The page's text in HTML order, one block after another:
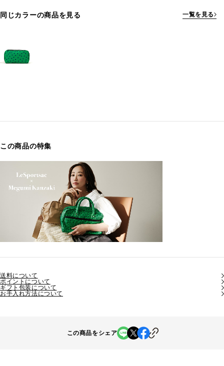
同じカラーの商品を見る 一覧を見る
この商品の特集
送料について
ポイントについて
ギフト包装について
お手入れ方法について
この商品をシェア